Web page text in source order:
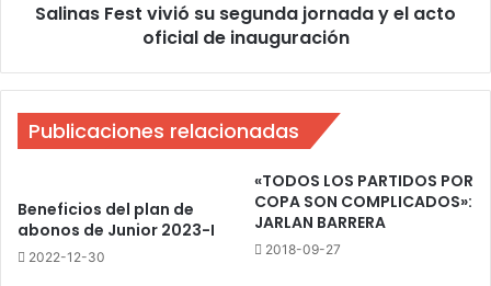
oficial
Salinas Fest vivió su segunda jornada y el acto
oficial de inauguración
Publicaciones relacionadas
Beneficios del plan de
abonos de Junior 2023-I
2022-12-30
«TODOS LOS PARTIDOS POR
COPA SON COMPLICADOS»:
JARLAN BARRERA
2018-09-27